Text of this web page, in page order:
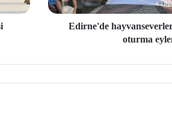
Edirne'de
oturma